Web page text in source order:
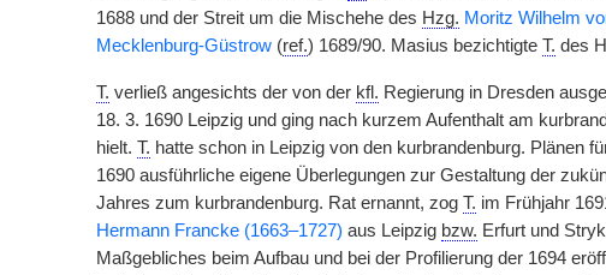
1688 und der Streit um die Mischehe des Hzg. Moritz Wilhelm
Mecklenburg-Güstrow(ref.) 1689/90. Masius bezichtigte T. des
T. verließ angesichts der von der kfl. Regierung in Dresden
18. 3. 1690 Leipzig und ging nach kurzem Aufenthalt am
hielt. T. hatte schon in Leipzig von den kurbrandenburg. Plänen
1690 ausführliche eigene Überlegungen zur Gestaltung der
Jahres zum kurbrandenburg. Rat ernannt, zog T. im Frühjahr
Hermann Francke (1663–1727) aus Leipzig bzw. Erfurt und
Maßgebliches beim Aufbau und bei der Profilierung der 1694